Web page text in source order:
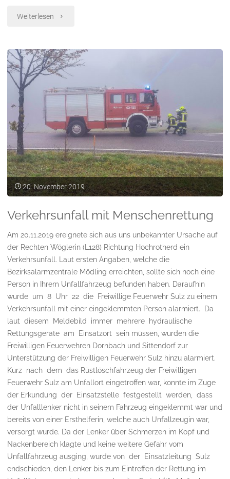
Weiterlesen "Ölspur"
20. November 2019
Verkehrsunfall mit Menschenrettung
Am 20.11.2019 ereignete sich aus uns unbekannter Ursache auf
der Rechten Wöglerin (L128) Richtung Hochrotherd ein
Verkehrsunfall. Laut ersten Angaben, welche die
Bezirksalarmzentrale Mödling erreichten, sollte sich noch eine
Person in Ihrem Unfallfahrzeug befunden haben. Daraufhin
wurde um 8 Uhr 22 die Freiwillige Feuerwehr Sulz zu einem
Verkehrsunfall mit einer eingeklemmten Person alarmiert. Da
laut diesem Meldebild immer mehrere hydraulische
Rettungsgeräte am Einsatzort sein müssen, wurden die
Freiwilligen Feuerwehren Dornbach und Sittendorf zur
Unterstützung der Freiwilligen Feuerwehr Sulz hinzu alarmiert.
Kurz nach dem das Rüstlöschfahrzeug der Freiwilligen
Feuerwehr Sulz am Unfallort eingetroffen war, konnte im Zuge
der Erkundung der Einsatzstelle festgestellt werden, dass
der Unfalllenker nicht in seinem Fahrzeug eingeklemmt war und
bereits von einer Ersthelferin, welche auch Unfallzeugin war,
versorgt wurde. Da der Lenker über Schmerzen im Kopf und
Nackenbereich klagte und keine weitere Gefahr vom
Unfallfahrzeug ausging, wurde von der Einsatzleitung Sulz
endschieden, den Lenker bis zum Eintreffen der Rettung im